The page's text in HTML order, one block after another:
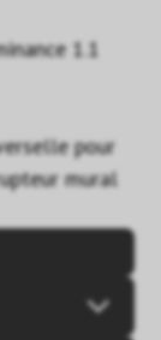
1.1
pour
mural